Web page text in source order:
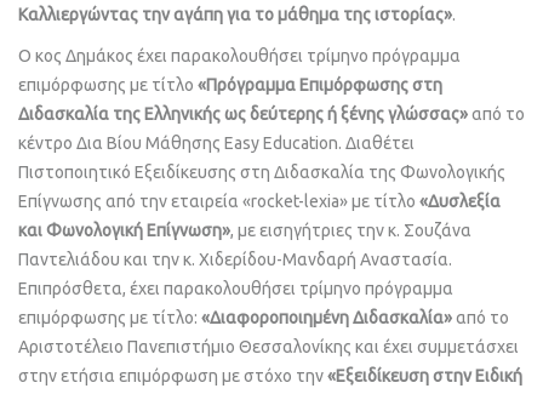
Καλλιεργώντας την αγάπη για το μάθημα της ιστορίας».
Ο κος Δημάκος έχει παρακολουθήσει τρίμηνο πρόγραμμα
επιμόρφωσης με τίτλο «Πρόγραμμα Επιμόρφωσης στη
Διδασκαλία της Ελληνικής ως δεύτερης ή ξένης γλώσσας»από το
κέντρο Δια Βίου Μάθησης Easy Education. Διαθέτει
Πιστοποιητικό Εξειδίκευσης στη Διδασκαλία της Φωνολογικής
Επίγνωσης από την εταιρεία «rocket-lexia» με τίτλο «Δυσλεξία
και Φωνολογική Επίγνωση», με εισηγήτριες την κ. Σουζάνα
Παντελιάδου και την κ. Χιδερίδου-Μανδαρή Αναστασία.
Επιπρόσθετα, έχει παρακολουθήσει τρίμηνο πρόγραμμα
επιμόρφωσης με τίτλο: «Διαφοροποιημένη Διδασκαλία»από το
Αριστοτέλειο Πανεπιστήμιο Θεσσαλονίκης και έχει συμμετάσχει
στην ετήσια επιμόρφωση με στόχο την«Εξειδίκευση στην Ειδική